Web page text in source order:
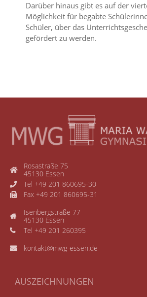
Darüber hinaus gibt es auf der
Möglichkeit für begabte
Schüler, über das
gefördert zu werden.
Rosastraße 75
45130 Essen
Tel +49 201 860695-30
Fax +49 201 860695-31
Isenbergstraße 77
45130 Essen
Tel +49 201 260395
kontakt@mwg-essen.de
AUSZEICHNUNGEN